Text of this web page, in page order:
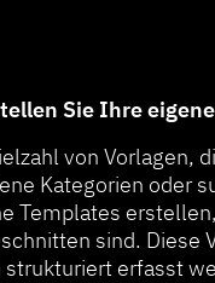
Sie Ihre
von Vorlagen,
Kategorien oder
Templates
sind.
erfasst